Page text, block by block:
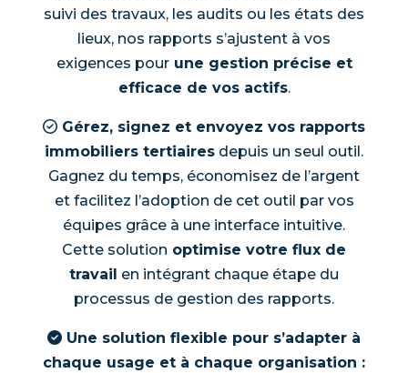
suivi des travaux, les audits ou les états des
lieux, nos rapports s’ajustent à vos
exigences pourune gestion précise et
efficace de vos actifs.
Gérez, signez et envoyez vos rapports
immobiliers tertiaires depuis un seul outil.
Gagnez du temps, économisez de l’argent
et facilitez l’adoption de cet outil par vos
équipes grâce à une interface intuitive.
Cette solution optimise votre flux de
travail en intégrant chaque étape du
processus de gestion des rapports.
Une solution flexible pour s’adapter à
chaque usage et à chaque organisation :